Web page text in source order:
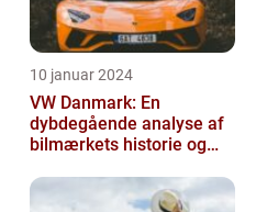
10 januar 2024
VW Danmark: En
dybdegående analyse af
bilmærkets historie og